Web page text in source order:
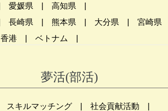
愛媛県 高知県
長崎県 熊本県 大分県 宮崎県
香港 ベトナム
夢活(部活)
スキルマッチング 社会貢献活動